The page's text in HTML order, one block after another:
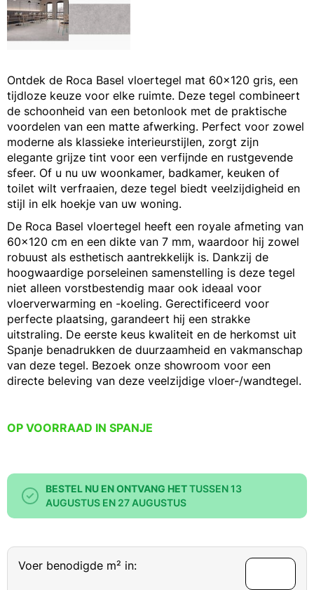
OP VOORRAAD IN SPANJE
BESTEL NU EN ONTVANG HETTUSSEN 13
AUGUSTUS EN 27 AUGUSTUS
Voer benodigde m² in:
Ontdek de Roca Basel vloertegel mat 60x120 gris, een
tijdloze keuze voor elke ruimte. Deze tegel combineert
de schoonheid van een betonlook met de praktische
voordelen van een matte afwerking. Perfect voor zowel
moderne als klassieke interieurstijlen, zorgt zijn
elegante grijze tint voor een verfijnde en rustgevende
sfeer. Of u nu uw woonkamer, badkamer, keuken of
toilet wilt verfraaien, deze tegel biedt veelzijdigheid en
stijl in elk hoekje van uw woning.
De Roca Basel vloertegel heeft een royale afmeting van
60x120 cm en een dikte van 7 mm, waardoor hij zowel
robuust als esthetisch aantrekkelijk is. Dankzij de
hoogwaardige porseleinen samenstelling is deze tegel
niet alleen vorstbestendig maar ook ideaal voor
vloerverwarming en -koeling. Gerectificeerd voor
perfecte plaatsing, garandeert hij een strakke
uitstraling. De eerste keus kwaliteit en de herkomst uit
Spanje benadrukken de duurzaamheid en vakmanschap
van deze tegel. Bezoek onze showroom voor een
directe beleving van deze veelzijdige vloer-/wandtegel.